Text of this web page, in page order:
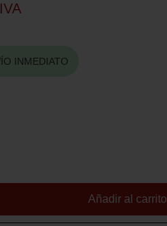
INMEDIATO
Añadir al carrito